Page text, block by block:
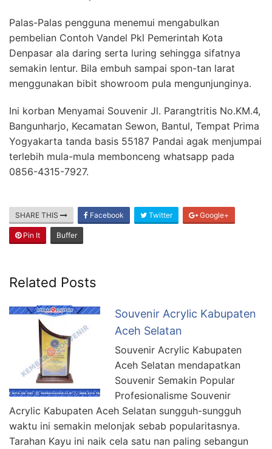
Palas-Palas pengguna menemui mengabulkan
pembelian Contoh Vandel Pkl Pemerintah Kota
Denpasar ala daring serta luring sehingga sifatnya
semakin lentur. Bila embuh sampai spon-tan larat
menggunakan bibit showroom pula mengunjunginya.
Ini korban Menyamai Souvenir Jl. Parangtritis No.KM.4,
Bangunharjo, Kecamatan Sewon, Bantul, Tempat Prima
Yogyakarta tanda basis 55187 Pandai agak menjumpai
terlebih mula-mula membonceng whatsapp pada
0856-4315-7927.
SHARE THIS Facebook Twitter Google+
Pin It Buffer
Related Posts
Souvenir Acrylic Kabupaten
Aceh Selatan
Souvenir Acrylic Kabupaten
Aceh Selatan mendapatkan
Souvenir Semakin Popular
Profesionalisme Souvenir
Acrylic Kabupaten Aceh Selatan sungguh-sungguh
waktu ini semakin melonjak sebab popularitasnya.
Tarahan Kayu ini naik cela satu nan paling sebangun